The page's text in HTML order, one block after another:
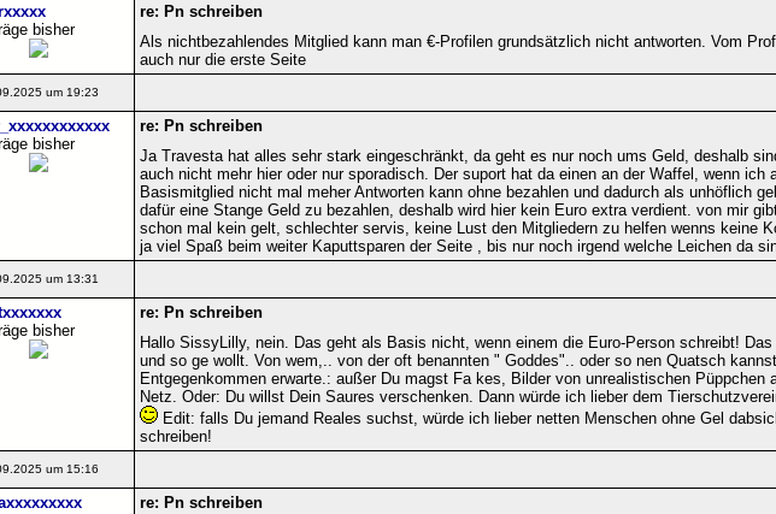
bisher
re: Pn schreiben
Als nichtbezahlendes Mitglied kann man €-Profilen grundsätzlich nicht antworten. Vom
auch nur die erste Seite
um 19:23
bisher
re: Pn schreiben
Ja Travesta hat alles sehr stark eingeschränkt, da geht es nur noch ums Geld, deshalb
auch nicht mehr hier oder nur sporadisch. Der suport hat da einen an der Waffel, wenn ich
Basismitglied nicht mal meher Antworten kann ohne bezahlen und dadurch als unhöflich
dafür eine Stange Geld zu bezahlen, deshalb wird hier kein Euro extra verdient. von mir
schon mal kein gelt, schlechter servis, keine Lust den Mitgliedern zu helfen wenns keine
ja viel Spaß beim weiter Kaputtsparen der Seite , bis nur noch irgend welche Leichen da
um 13:31
bisher
re: Pn schreiben
Hallo SissyLilly, nein. Das geht als Basis nicht, wenn einem die Euro-Person schreibt!
und so ge wollt. Von wem,.. von der oft benannten " Goddes".. oder so nen Quatsch
Entgegenkommen erwarte.: außer Du magst Fa kes, Bilder von unrealistischen Püppchen
Netz. Oder: Du willst Dein Saures verschenken. Dann würde ich lieber dem
Edit: falls Du jemand Reales suchst, würde ich lieber netten Menschen ohne Gel
schreiben!
um 15:16
re: Pn schreiben